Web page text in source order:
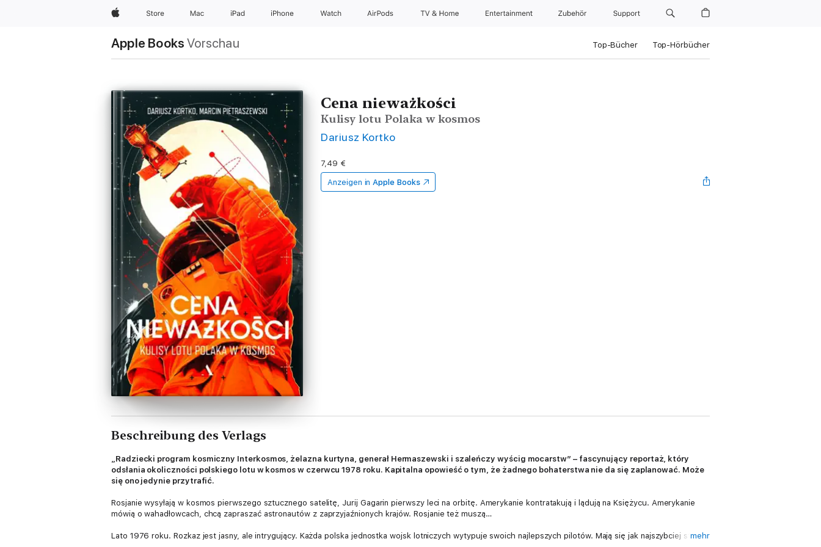
Apple Store Mac iPad iPhone Watch AirPods TV & Home Entertainment Zubehör Support
Apple Books Vorschau Top-Bücher Top-Hörbücher
Cena nieważkości
Kulisy lotu Polaka w kosmos
Dariusz Kortko
7,49 €
Anzeigen in Apple Books
Beschreibung des Verlags
„Radziecki program kosmiczny Interkosmos, żelazna kurtyna, generał Hermaszewski i szaleńczy wyścig mocarstw” – fascynujący reportaż, który
odsłania okoliczności polskiego lotu w kosmos w czerwcu 1978 roku. Kapitalna opowieść o tym, że żadnego bohaterstwa nie da się zaplanować. Może
się ono jedynie przytrafić.
Rosjanie wysyłają w kosmos pierwszego sztucznego satelitę, Jurij Gagarin pierwszy leci na orbitę. Amerykanie kontratakują i lądują na Księżycu. Amerykanie
mówią o wahadłowcach, chcą zapraszać astronautów z zaprzyjaźnionych krajów. Rosjanie też muszą…
Lato 1976 roku. Rozkaz jest jasny, ale intrygujący. Każda polska jednostka wojsk lotniczych wytypuje swoich najlepszych pilotów. Mają się jak najszybciej stawić
mehr